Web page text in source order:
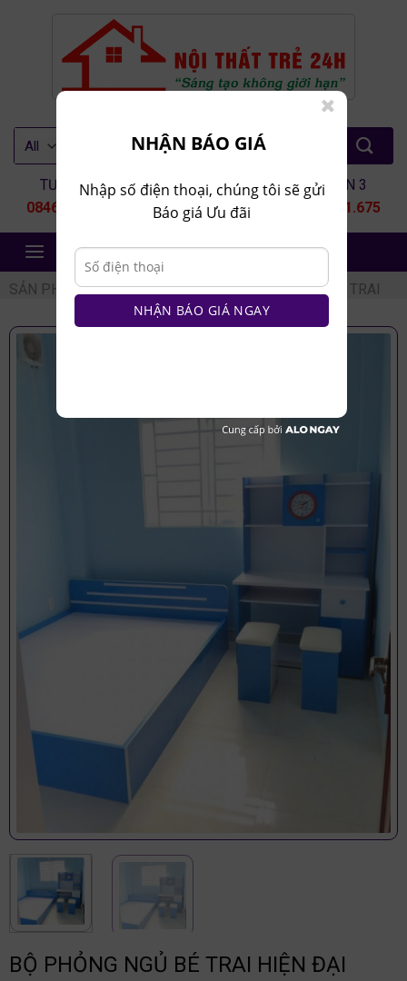
TƯ VẤN 1
0846.80.9999
TƯ VẤN 2
0935.435.286
TƯ VẤN 3
0964.651.675
NỘI THẤT TRẺ 24H
SẢN PHẨM / NỘI THẤT TRẺ EM / PHÒNG NGỦ BÉ TRAI
BỘ PHỎNG NGỦ BÉ TRAI HIỆN ĐẠI
NHẬN BÁO GIÁ
Nhập số điện thoại, chúng tôi sẽ gửi
Báo giá Ưu đãi
NHẬN BÁO GIÁ NGAY